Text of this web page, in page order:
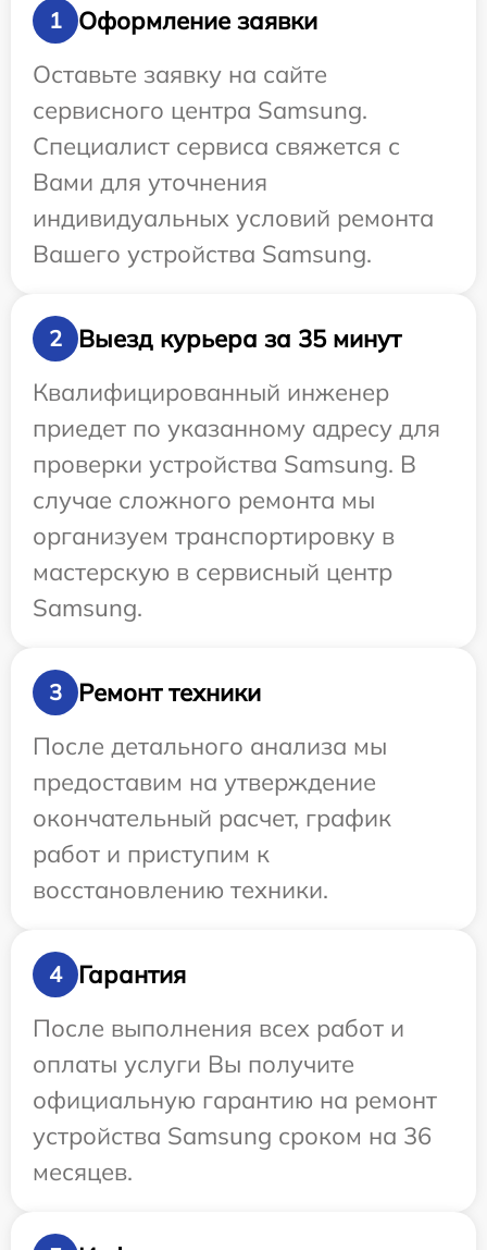
1
Оформление заявки
Оставьте заявку на сайте
сервисного центра Samsung.
Специалист сервиса свяжется с
Вами для уточнения
индивидуальных условий ремонта
Вашего устройства Samsung.
2
Выезд курьера за 35 минут
Квалифицированный инженер
приедет по указанному адресу для
проверки устройства Samsung. В
случае сложного ремонта мы
организуем транспортировку в
мастерскую в сервисный центр
Samsung.
3
Ремонт техники
После детального анализа мы
предоставим на утверждение
окончательный расчет, график
работ и приступим к
восстановлению техники.
4
Гарантия
После выполнения всех работ и
оплаты услуги Вы получите
официальную гарантию на ремонт
устройства Samsung сроком на 36
месяцев.